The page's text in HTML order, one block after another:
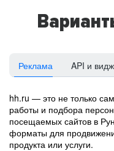
Реклама API и
hh.ru — это не только
работы и подбора
посещаемых сайтов в
форматы для
продукта или услуги.